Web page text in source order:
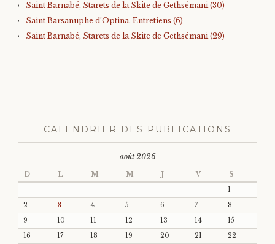
Saint Barnabé, Starets de la Skite de Gethsémani (30)
Saint Barsanuphe d’Optina. Entretiens (6)
Saint Barnabé, Starets de la Skite de Gethsémani (29)
CALENDRIER DES PUBLICATIONS
août 2026
D L M M V
S
1
2
3 4 5 6 7
8
9
10 11 12 13 14
15
16
17 18 19 20 21 22